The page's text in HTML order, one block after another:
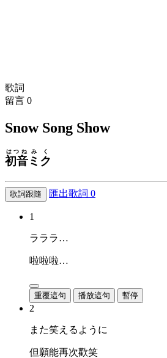
歌詞
留言 0
Snow Song Show
初音
はつね
ミク
みく
歌詞跟隨 匯出歌詞 0
1
ラララ…
啦啦啦…
重覆這句 播放這句 暫停
2
また笑えるように
但願能再次歡笑